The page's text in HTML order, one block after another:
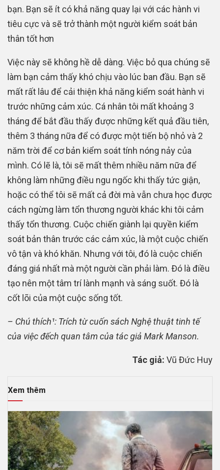
bạn. Bạn sẽ ít có khả năng quay lại với các hành vi
tiêu cực và sẽ trở thành một người kiểm soát bản
thân tốt hơn
Việc này sẽ không hề dễ dàng. Việc bỏ qua chúng sẽ
làm bạn cảm thấy khó chịu vào lúc ban đầu. Bạn sẽ
mất rất lâu để cải thiện khả năng kiểm soát hành vi
trước những cảm xúc. Cá nhân tôi mất khoảng 3
tháng để bắt đầu thấy được những kết quả đầu tiên,
thêm 3 tháng nữa để có được một tiến bộ nhỏ và 2
năm trời để cơ bản kiểm soát tính nóng nảy của
mình. Có lẽ là, tôi sẽ mất thêm nhiều năm nữa để
không làm những điều ngu ngốc khi thấy tức giận,
hoặc có thể tôi sẽ mất cả đời mà vẫn chưa học được
cách ngừng làm tổn thương người khác khi tôi cảm
thấy tổn thương. Cuộc chiến giành lại quyền kiểm
soát bản thân trước các cảm xúc, là một cuộc chiến
vô tận và khó khăn. Nhưng với tôi, đó là cuộc chiến
đáng giá nhất mà một người cần phải làm. Đó là điều
tạo nên một tâm trí lành mạnh và sáng suốt. Đó là
cốt lõi của một cuộc sống tốt.
– Chú thích¹: Trích từ cuốn sách Nghệ thuật tinh tế
của việc đếch quan tâm của tác giả Mark Manson.
Tác giả: Vũ Đức Huy
Xem thêm